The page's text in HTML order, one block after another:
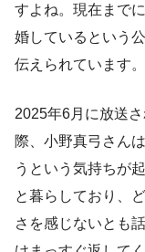
すよね。現在まで
婚しているという
伝えられています。
2025年6月に放送
際、小野真弓さん
うという気持ちが
と暮らしており、
さを感じないとも